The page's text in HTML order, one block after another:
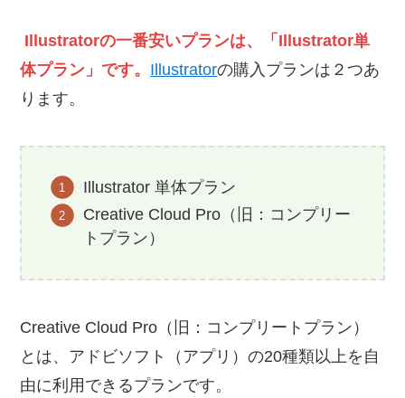
Illustratorの一番安いプランは、「Illustrator単
体プラン」です。 Illustratorの購入プランは２つあ
ります。
Illustrator 単体プラン
Creative Cloud Pro（旧：コンプリー
トプラン）
Creative Cloud Pro（旧：コンプリートプラン）
とは、アドビソフト（アプリ）の20種類以上を自
由に利用できるプランです。